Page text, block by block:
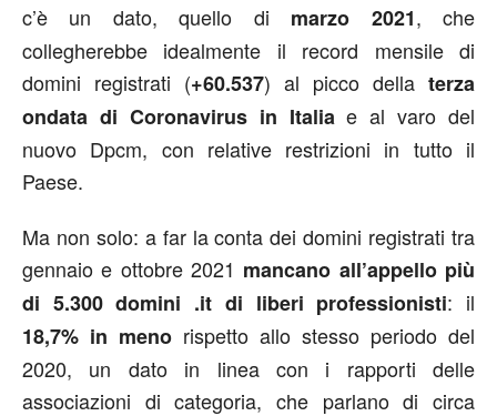
c’è un dato, quello di marzo 2021, che
collegherebbe idealmente il record mensile di
domini registrati (+60.537) al picco della terza
ondata di Coronavirus in Italia e al varo del
nuovo Dpcm, con relative restrizioni in tutto il
Paese.
Ma non solo: a far la conta dei domini registrati tra
gennaio e ottobre 2021 mancano all’appello più
di 5.300 domini .it di liberi professionisti: il
18,7% in meno rispetto allo stesso periodo del
2020, un dato in linea con i rapporti delle
associazioni di categoria, che parlano di circa